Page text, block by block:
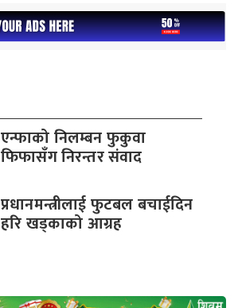
एन्फाको निलम्बन फुकुवा
फिफासँग निरन्तर संवाद
प्रधानमन्त्रीलाई फुटबल बचाईदिन
हरि खड्काको आग्रह